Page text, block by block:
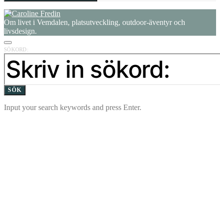
Om livet i Vemdalen, platsutveckling, outdoor-äventyr och
livsdesign.
SÖKORD:
SÖK
Input your search keywords and press Enter.